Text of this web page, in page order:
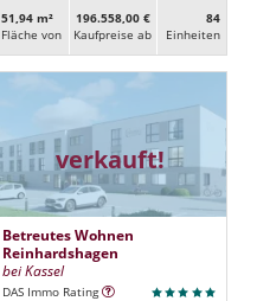
51,94 m²
Fläche von
196.558,00 €
Kaufpreise ab
84
Ein­heiten
verkauft!
Betreutes Wohnen
Reinhardshagen
bei Kassel
DAS Immo Rating